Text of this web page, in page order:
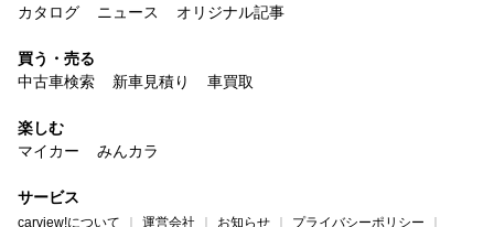
カタログ
ニュース オリジナル記事
買う・売る
中古車検索
新車見積り 車買取
楽しむ
マイカー
みんカラ
サービス
carview!について 運営会社 お知らせ プライバシーポリシー